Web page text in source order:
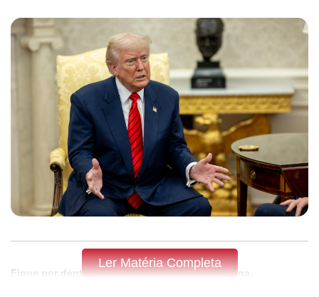
Fique por dentro do que acontece em Apucarana,
Ler Matéria Completa